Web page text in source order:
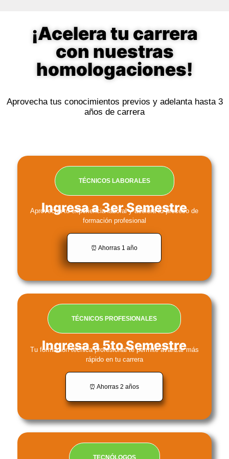
¡Acelera tu carrera
con nuestras
homologaciones!
Aprovecha tus conocimientos previos y adelanta hasta 3
años de carrera
TÉCNICOS LABORALES
Ingresa a 3er Semestre
Aprovecha tu experiencia laboral y acelera tu proceso de
formación profesional
⏰ Ahorras 1 año
TÉCNICOS PROFESIONALES
Ingresa a 5to Semestre
Tu formación técnica profesional te permite avanzar más
rápido en tu carrera
⏰ Ahorras 2 años